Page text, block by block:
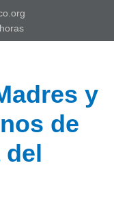
y
de
del